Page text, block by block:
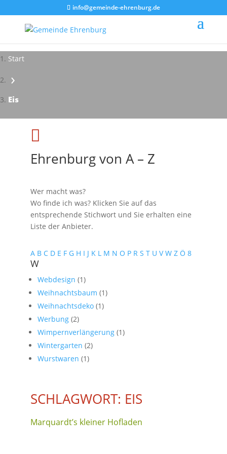
info@gemeinde-ehrenburg.de
Start
›
Eis

Ehrenburg von A – Z
Wer macht was?
Wo finde ich was? Klicken Sie auf das
entsprechende Stichwort und Sie erhalten eine
Liste der Anbieter.
A B C D E F G H I J K L M N O P R S T U V W Z Ö 8
W
Webdesign (1)
Weihnachtsbaum (1)
Weihnachtsdeko (1)
Werbung (2)
Wimpernverlängerung (1)
Wintergarten (2)
Wurstwaren (1)
SCHLAGWORT: EIS
Marquardt’s kleiner Hofladen